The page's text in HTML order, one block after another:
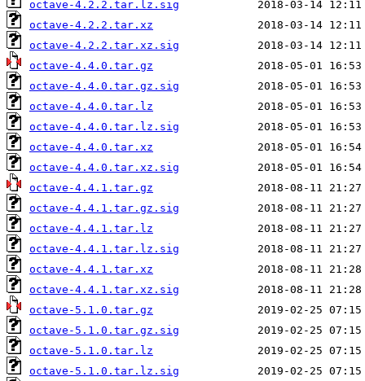
octave-4.2.2.tar.lz.sig
octave-4.2.2.tar.xz
octave-4.2.2.tar.xz.sig
octave-4.4.0.tar.gz
octave-4.4.0.tar.gz.sig
octave-4.4.0.tar.lz
octave-4.4.0.tar.lz.sig
octave-4.4.0.tar.xz
octave-4.4.0.tar.xz.sig
octave-4.4.1.tar.gz
octave-4.4.1.tar.gz.sig
octave-4.4.1.tar.lz
octave-4.4.1.tar.lz.sig
octave-4.4.1.tar.xz
octave-4.4.1.tar.xz.sig
octave-5.1.0.tar.gz
octave-5.1.0.tar.gz.sig
octave-5.1.0.tar.lz
octave-5.1.0.tar.lz.sig